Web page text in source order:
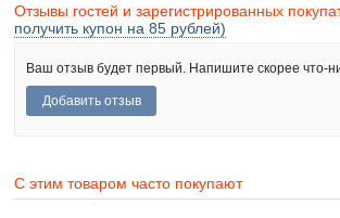
Отзывы гостей и зарегистрированных
получить купон на 85 рублей)
Ваш отзыв будет первый. Напишите скорее что-
С этим товаром часто покупают